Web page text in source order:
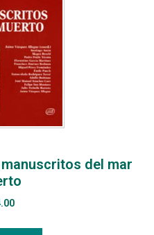
del mar